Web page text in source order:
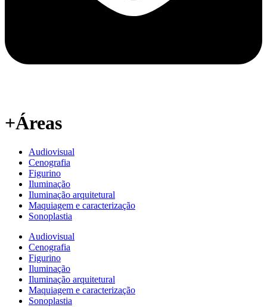
+Áreas
Audiovisual
Cenografia
Figurino
Iluminação
Iluminação arquitetural
Maquiagem e caracterização
Sonoplastia
Audiovisual
Cenografia
Figurino
Iluminação
Iluminação arquitetural
Maquiagem e caracterização
Sonoplastia